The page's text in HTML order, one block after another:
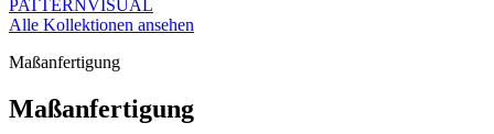
PATTERNVISUAL
Alle Kollektionen ansehen
Maßanfertigung
Maßanfertigung